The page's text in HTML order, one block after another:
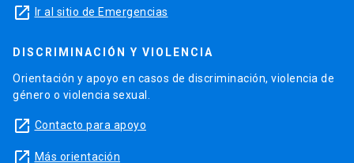
launch Ir al sitio de Emergencias
DISCRIMINACIÓN Y VIOLENCIA
Orientación y apoyo en casos de discriminación, violencia de
género o violencia sexual.
launch Contacto para apoyo
launch Más orientación